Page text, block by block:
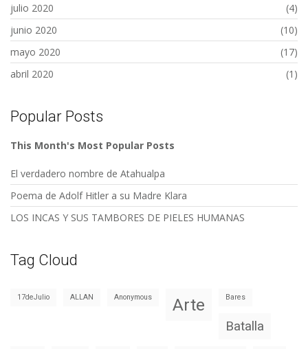
julio 2020
(4)
junio 2020
(10)
mayo 2020
(17)
abril 2020
(1)
Popular Posts
This Month's Most Popular Posts
El verdadero nombre de Atahualpa
Poema de Adolf Hitler a su Madre Klara
LOS INCAS Y SUS TAMBORES DE PIELES HUMANAS
Tag Cloud
17deJulio ALLAN Anonymous Arte Bares
Batalla